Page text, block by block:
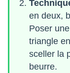
en deux,
Poser
triangle
sceller la
beurre.